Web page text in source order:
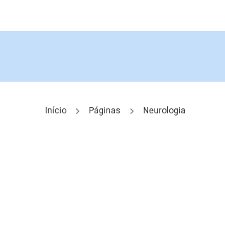
Início Páginas Neurologia